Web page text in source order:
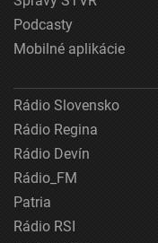
Podcasty
Mobilné aplikácie
Rádio Slovensko
Rádio Regina
Rádio Devín
Rádio_FM
Patria
Rádio RSI